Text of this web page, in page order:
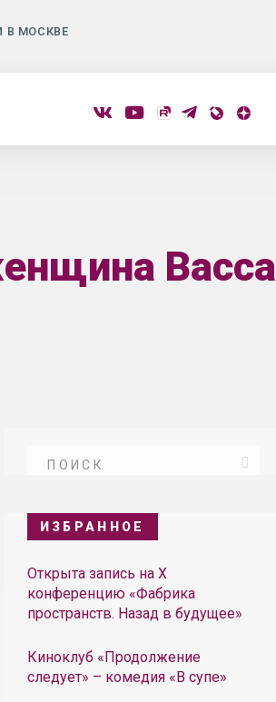
В МОСКВЕ
Васса
ИЗБРАННОЕ
Открыта запись на X
конференцию «Фабрика
пространств. Назад в будущее»
Киноклуб «Продолжение
следует» – комедия «В супе»